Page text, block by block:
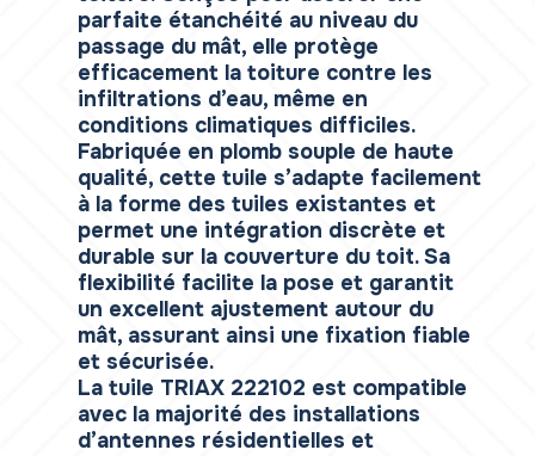
parfaite étanchéité au niveau du
passage du mât, elle protège
efficacement la toiture contre les
infiltrations d’eau, même en
conditions climatiques difficiles.
Fabriquée en plomb souple de haute
qualité, cette tuile s’adapte facilement
à la forme des tuiles existantes et
permet une intégration discrète et
durable sur la couverture du toit. Sa
flexibilité facilite la pose et garantit
un excellent ajustement autour du
mât, assurant ainsi une fixation fiable
et sécurisée.
La tuile TRIAX 222102 est compatible
avec la majorité des installations
d’antennes résidentielles et